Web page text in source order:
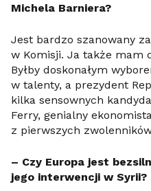
Michela Barniera?
Jest bardzo szanowany
w Komisji. Ja także mam
Byłby doskonałym
w talenty, a prezydent
kilka sensownych
Ferry, genialny
z pierwszych
– Czy Europa jest
jego interwencji w Syrii?